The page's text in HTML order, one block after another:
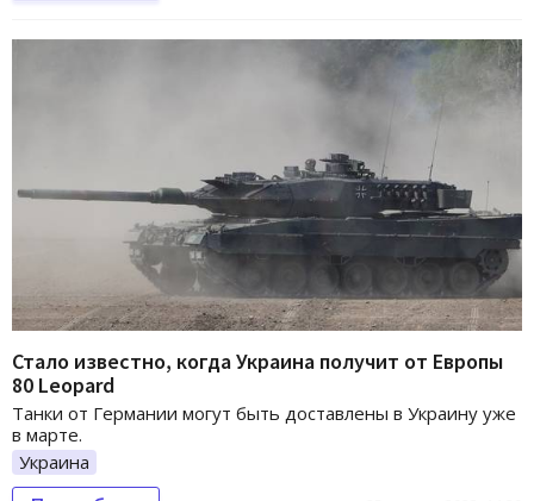
Стало известно, когда Украина получит от Европы
80 Leopard
Танки от Германии могут быть доставлены в Украину уже
в марте.
Украина